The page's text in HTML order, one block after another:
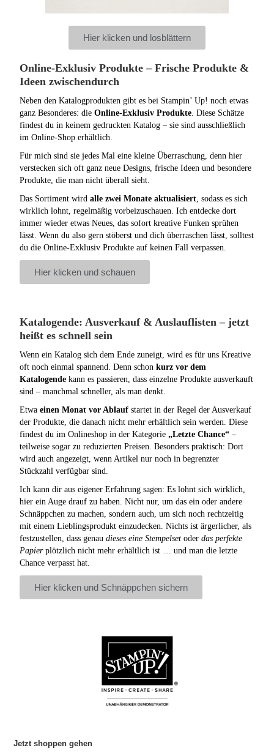
Hier klicken und losblättern
Online‑Exklusiv Produkte – Frische Produkte &
Ideen zwischendurch
Neben den Katalogprodukten gibt es bei Stampin’ Up! noch etwas
ganz Besonderes: dieOnline‑Exklusiv Produkte. Diese Schätze
findest du in keinem gedruckten Katalog – sie sind ausschließlich
im Online‑Shop erhältlich.
Für mich sind sie jedes Mal eine kleine Überraschung, denn hier
verstecken sich oft ganz neue Designs, frische Ideen und besondere
Produkte, die man nicht überall sieht.
Das Sortiment wirdalle zwei Monate aktualisiert, sodass es sich
wirklich lohnt, regelmäßig vorbeizuschauen. Ich entdecke dort
immer wieder etwas Neues, das sofort kreative Funken sprühen
lässt. Wenn du also gern stöberst und dich überraschen lässt, solltest
du die Online‑Exklusiv Produkte auf keinen Fall verpassen.
Hier klicken und schauen
Katalogende: Ausverkauf & Auslauflisten – jetzt
heißt es schnell sein
Wenn ein Katalog sich dem Ende zuneigt, wird es für uns Kreative
oft noch einmal spannend. Denn schonkurz vor dem
Katalogendekann es passieren, dass einzelne Produkte ausverkauft
sind – manchmal schneller, als man denkt.
Etwaeinen Monat vor Ablauf startet in der Regel der Ausverkauf
der Produkte, die danach nicht mehr erhältlich sein werden. Diese
findest du im Onlineshop in der Kategorie„Letzte Chance“ –
teilweise sogar zu reduzierten Preisen. Besonders praktisch: Dort
wird auch angezeigt, wenn Artikel nur noch in begrenzter
Stückzahl verfügbar sind.
Ich kann dir aus eigener Erfahrung sagen: Es lohnt sich wirklich,
hier ein Auge drauf zu haben. Nicht nur, um das ein oder andere
Schnäppchen zu machen, sondern auch, um sich noch rechtzeitig
mit einem Lieblingsprodukt einzudecken. Nichts ist ärgerlicher, als
festzustellen, dass genaudieses eine Stempelset oderdas perfekte
Papierplötzlich nicht mehr erhältlich ist … und man die letzte
Chance verpasst hat.
Hier klicken und Schnäppchen sichern
Jetzt shoppen gehen